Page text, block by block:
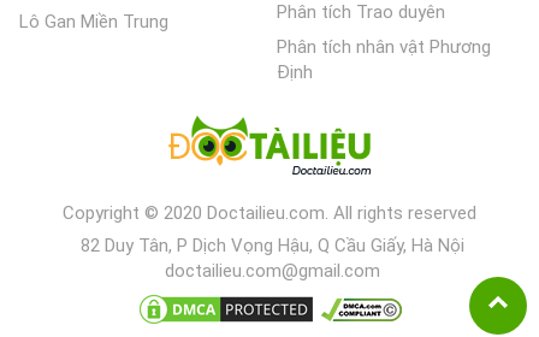
Lô Gan Miền Trung
Phân tích Trao duyên
Phân tích nhân vật Phương
Định
Copyright © 2020 Doctailieu.com. All rights reserved
82 Duy Tân, P Dịch Vọng Hậu, Q Cầu Giấy, Hà Nội
doctailieu.com@gmail.com